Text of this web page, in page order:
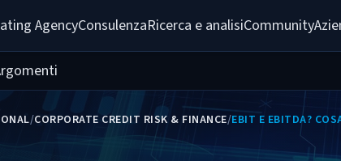
AgencyConsulenzaRicerca e analisiCommunity
/CORPORATE CREDIT RISK & FINANCE/EBIT E EBITDA?